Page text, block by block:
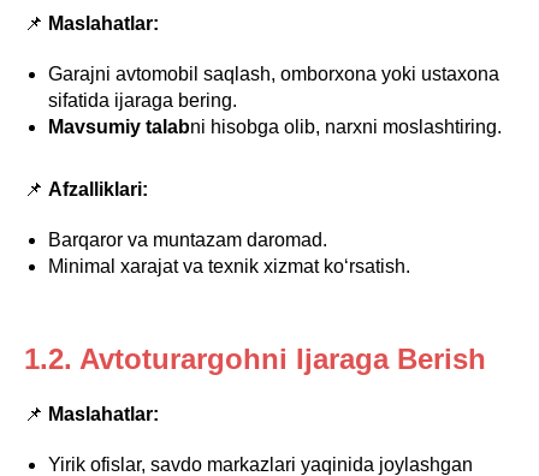
📌 Maslahatlar:
Garajni avtomobil saqlash, omborxona yoki ustaxona
sifatida ijaraga bering.
Mavsumiy talabni hisobga olib, narxni moslashtiring.
📌 Afzalliklari:
Barqaror va muntazam daromad.
Minimal xarajat va texnik xizmat ko‘rsatish.
1.2. Avtoturargohni Ijaraga Berish
📌 Maslahatlar:
Yirik ofislar, savdo markazlari yaqinida joylashgan